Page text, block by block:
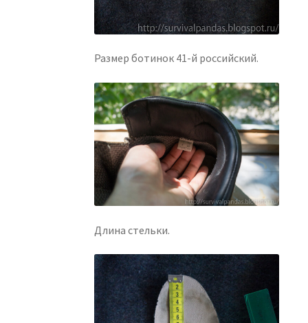
Размер ботинок 41-й российский.
Длина стельки.